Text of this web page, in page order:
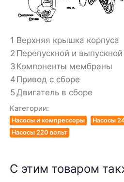
1 Верхняя крышка корпуса
2 Перепускной и
3 Компоненты мембраны
4 Привод с сборе
5 Двигатель в сборе
Категории:
Насосы и компрессоры
Насосы
Насосы 220 вольт
С этим товаром